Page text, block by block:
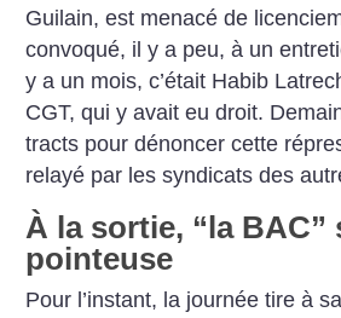
Guilain, est menacé de
convoqué, il y a peu, à un
y a un mois, c’était Habib
CGT, qui y avait eu droit.
tracts pour dénoncer cette
relayé par les syndicats des
À la sortie, “la BAC”
pointeuse
Pour l’instant, la journée tire à